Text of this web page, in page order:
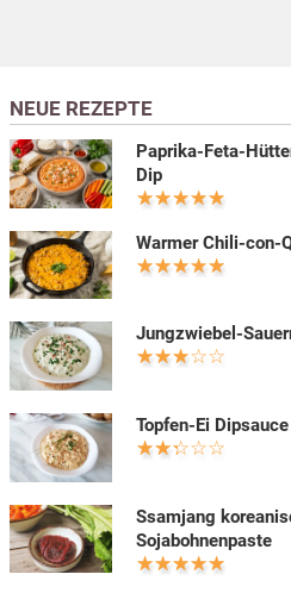
NEUE REZEPTE
Paprika-Feta-
Dip
Warmer Chili-con-
Jungzwiebel-
Topfen-Ei Dipsauce
Ssamjang
Sojabohnenpaste